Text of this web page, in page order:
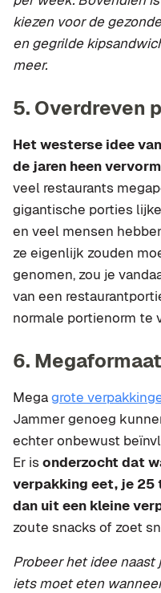
kiezen voor de
en gegrilde
meer.
5. Overdreven
Het westerse idee
de jaren heen
veel restaurants
gigantische porties
en veel mensen
ze eigenlijk zouden
genomen, zou je
van een
normale portienorm te
6.
Megagrote
Jammer genoeg
echter onbewust
Er isonderzocht dat
verpakking eet, je
dan uit een kleine
zoute snacks of zoet
Probeer het idee
iets moet eten